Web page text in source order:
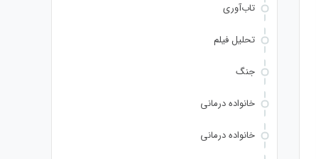
تاب‌آوری
تحلیل فیلم
جنگ
خانواده درمانی
خانواده درمانی